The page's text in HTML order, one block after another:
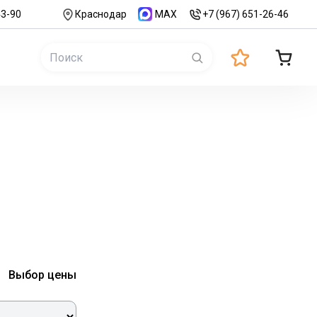
90 Краснодар MAX +7 (967) 651-26-46
Выбор цены